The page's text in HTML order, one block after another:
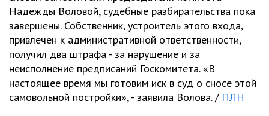
Надежды Воловой, судебные разбирательства пока
завершены. Собственник, устроитель этого входа,
привлечен к административной ответственности,
получил два штрафа - за нарушение и за
неисполнение предписаний Госкомитета. «В
настоящее время мы готовим иск в суд о сносе этой
самовольной постройки», - заявила Волова. / ПЛН